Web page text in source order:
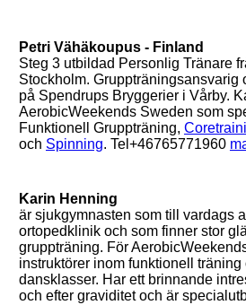
Petri Vähäkoupus - Finland
Steg 3 utbildad Personlig Tränare
Stockholm. Gruppträningsansvarig
på Spendrups Bryggerier i Vårby.
AerobicWeekends Sweden som
Funktionell Gruppträning,
och Spinning. Tel+46765771960
Karin Henning
är sjukgymnasten som till vardags
ortopedklinik och som finner stor
gruppträning. För
instruktörer inom funktionell
dansklasser. Har ett brinnande
och efter graviditet och är